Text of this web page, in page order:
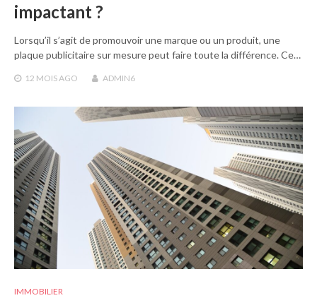
impactant ?
Lorsqu’il s’agit de promouvoir une marque ou un produit, une
plaque publicitaire sur mesure peut faire toute la différence. Ce…
12 MOIS AGO ADMIN6
IMMOBILIER